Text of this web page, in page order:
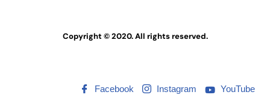
Copyright © 2020. All rights reserved.
Facebook Instagram YouTube